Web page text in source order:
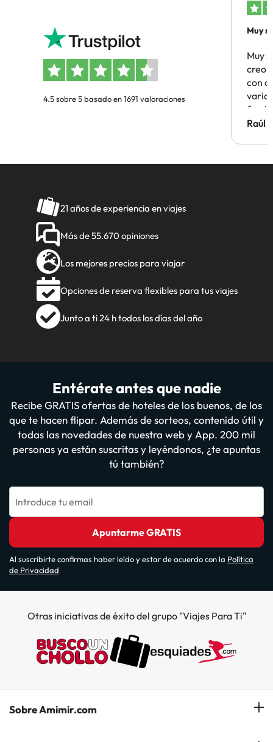
4.5 sobre 5 basado en 1691 valoraciones
Muy
Muy
creo
con
Hotel
Raúl
21 años de experiencia en viajes
Más de 55.670 opiniones
Los mejores precios para viajar
Opciones de reserva flexibles para tus viajes
Junto a ti 24 h todos los días del año
Entérate antes que nadie
Recibe GRATIS ofertas de hoteles de los buenos, de los
que te hacen flipar. Además de sorteos, contenido útil y
todas las novedades de nuestra web y App. 200 mil
personas ya están suscritas y leyéndonos, ¿te apuntas
tú también?
Introduce tu email
Apuntarme GRATIS
Al suscribirte confirmas haber leído y estar de acuerdo con la Política
de Privacidad
Otras iniciativas de éxito del grupo "Viajes Para Ti"
Sobre Amimir.com